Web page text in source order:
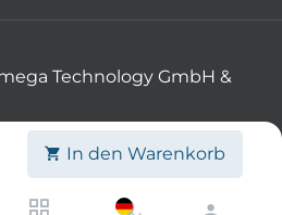
In den Warenkorb
Technology GmbH &